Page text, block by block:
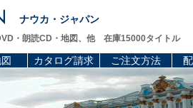
ナウカ・ジャパン
・朗読CD・地図、他 在庫15000タイトル
カタログ請求 ご注文方法